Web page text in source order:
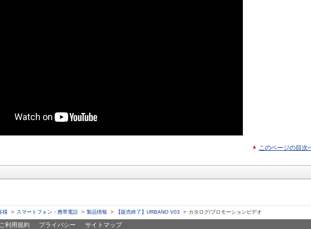
このページの目次
様 スマートフォン・携帯電話 製品情報 【販売終了】URBANO V03 カタログ/プロモーションビデオ
ご利用規約 プライバシー サイトマップ